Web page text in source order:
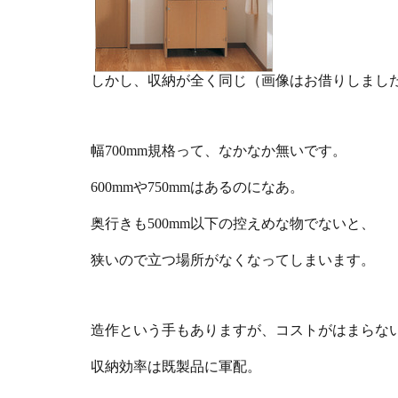
しかし、収納が全く同じ（画像はお借りしまし
幅700mm規格って、なかなか無いです。
600mmや750mmはあるのになあ。
奥行きも500mm以下の控えめな物でないと、
狭いので立つ場所がなくなってしまいます。
造作という手もありますが、コストがはまらな
収納効率は既製品に軍配。